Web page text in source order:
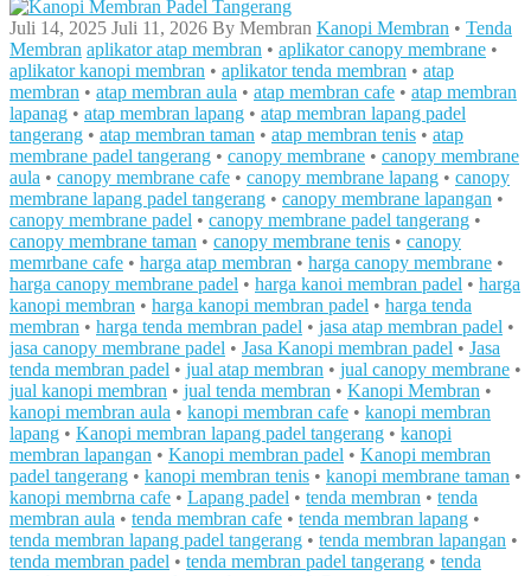
Juli 14, 2025 Juli 11, 2026 By Membran Kanopi Membran • Tenda
Membran aplikator atap membran • aplikator canopy membrane •
aplikator kanopi membran • aplikator tenda membran • atap
membran • atap membran aula • atap membran cafe • atap membran
lapanag • atap membran lapang • atap membran lapang padel
tangerang • atap membran taman • atap membran tenis • atap
membrane padel tangerang • canopy membrane • canopy membrane
aula • canopy membrane cafe • canopy membrane lapang • canopy
membrane lapang padel tangerang • canopy membrane lapangan •
canopy membrane padel • canopy membrane padel tangerang •
canopy membrane taman • canopy membrane tenis • canopy
memrbane cafe • harga atap membran • harga canopy membrane •
harga canopy membrane padel • harga kanoi membran padel • harga
kanopi membran • harga kanopi membran padel • harga tenda
membran • harga tenda membran padel • jasa atap membran padel •
jasa canopy membrane padel • Jasa Kanopi membran padel • Jasa
tenda membran padel • jual atap membran • jual canopy membrane •
jual kanopi membran • jual tenda membran • Kanopi Membran •
kanopi membran aula • kanopi membran cafe • kanopi membran
lapang • Kanopi membran lapang padel tangerang • kanopi
membran lapangan • Kanopi membran padel • Kanopi membran
padel tangerang • kanopi membran tenis • kanopi membrane taman •
kanopi membrna cafe • Lapang padel • tenda membran • tenda
membran aula • tenda membran cafe • tenda membran lapang •
tenda membran lapang padel tangerang • tenda membran lapangan •
tenda membran padel • tenda membran padel tangerang • tenda